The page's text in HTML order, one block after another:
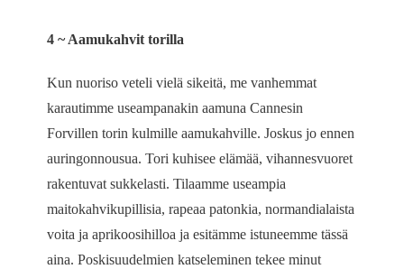
4 ~ Aamukahvit torilla
Kun nuoriso veteli vielä sikeitä, me vanhemmat
karautimme useampanakin aamuna Cannesin
Forvillen torin kulmille aamukahville. Joskus jo ennen
auringonnousua. Tori kuhisee elämää, vihannesvuoret
rakentuvat sukkelasti. Tilaamme useampia
maitokahvikupillisia, rapeaa patonkia, normandialaista
voita ja aprikoosihilloa ja esitämme istuneemme tässä
aina. Poskisuudelmien katseleminen tekee minut